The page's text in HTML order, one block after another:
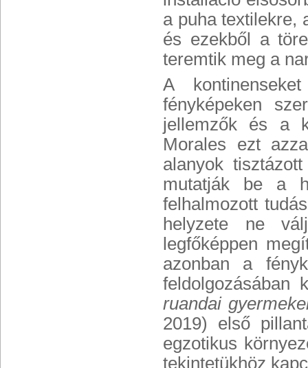
a puha textilekre,
és ezekből a
teremtik meg a
A
fényképeken
jellemzők és a
Morales ezt
alanyok
mutatják be a
felhalmozott
helyzete ne
legfőképpen
azonban a
feldolgozásában
ruandai
2019) első
egzotikus
tekintetükhöz